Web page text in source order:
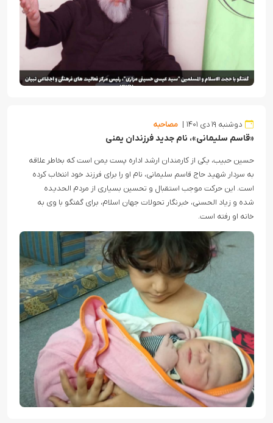
دوشنبه ۱۹ دی ۱۴۰۱ مصاحبه
«قاسم سلیمانی»، نام جدید فرزندان یمنی
حسین حبیب، یکی از کارمندان ارشد اداره پست یمن است که بخاطر علاقه
به سردار شهید حاج قاسم سلیمانی، نام او را برای فرزند خود انتخاب کرده
است. این حرکت موجب استقبال و تحسین بسیاری از مردم الحدیده
شده و زیاد الحسنی، خبرنگار تحولات جهان اسلام، برای گفتگو با وی به
خانه او رفته است.